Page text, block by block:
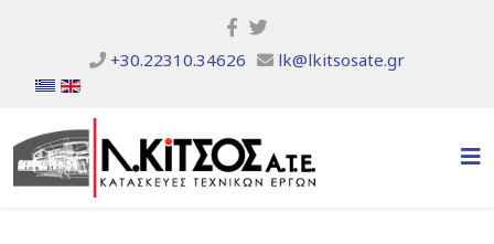
+30.22310.34626 lk@lkitsosate.gr